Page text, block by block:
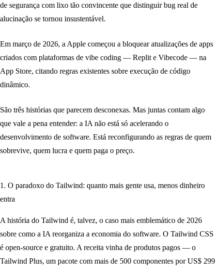
de segurança com lixo tão convincente que distinguir bug real de
alucinação se tornou insustentável.
Em março de 2026, a Apple começou a bloquear atualizações de apps
criados com plataformas de vibe coding — Replit e Vibecode — na
App Store, citando regras existentes sobre execução de código
dinâmico.
São três histórias que parecem desconexas. Mas juntas contam algo
que vale a pena entender: a IA não está só acelerando o
desenvolvimento de software. Está reconfigurando as regras de quem
sobrevive, quem lucra e quem paga o preço.
1. O paradoxo do Tailwind: quanto mais gente usa, menos dinheiro
entra
A história do Tailwind é, talvez, o caso mais emblemático de 2026
sobre como a IA reorganiza a economia do software. O Tailwind CSS
é open-source e gratuito. A receita vinha de produtos pagos — o
Tailwind Plus, um pacote com mais de 500 componentes por US$ 299